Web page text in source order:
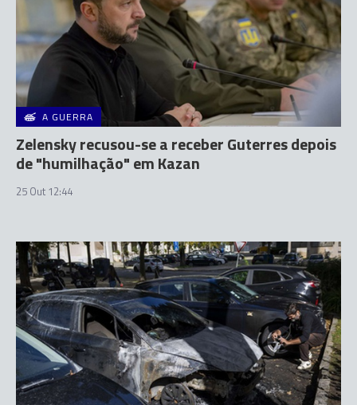
A GUERRA
Zelensky recusou-se a receber Guterres depois
de "humilhação" em Kazan
25 Out 12:44